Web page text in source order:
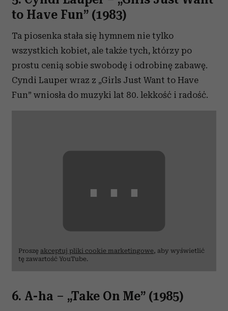
to Have Fun” (1983)
Ta piosenka stała się hymnem nie tylko
wszystkich kobiet, ale także tych, którzy po
prostu cenią sobie swobodę i odrobinę zabawę.
Cyndi Lauper wraz z „Girls Just Want to Have
Fun” wniosła do muzyki lat 80. lekkość i radość.
⋯
Proszę akceptuj pliki cookie marketingowe, aby wyświetlić
tę zawartość YouTube.
6. A-ha – „Take On Me” (1985)